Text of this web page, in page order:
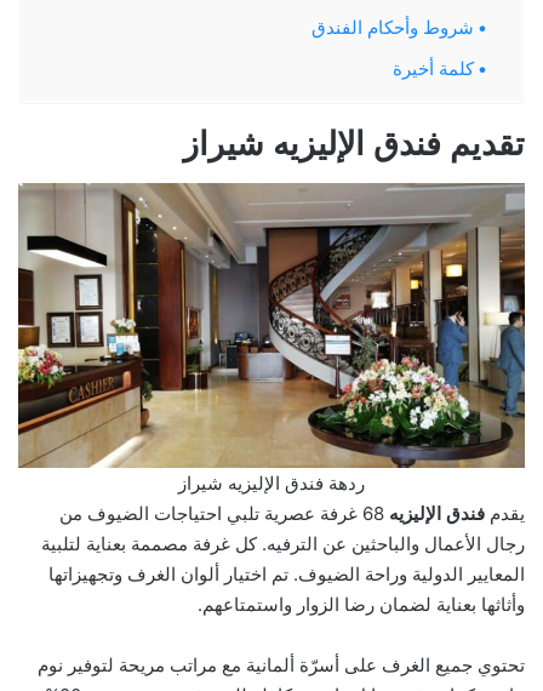
شروط وأحكام الفندق
كلمة أخيرة
تقديم فندق الإليزيه شيراز
ردهة فندق الإليزيه شيراز
يقدم فندق الإليزيه
68 غرفة عصرية تلبي احتياجات الضيوف من
رجال الأعمال والباحثين عن الترفيه. كل غرفة مصممة بعناية لتلبية
المعايير الدولية وراحة الضيوف. تم اختيار ألوان الغرف وتجهيزاتها
وأثاثها بعناية لضمان رضا الزوار واستمتاعهم.
تحتوي جميع الغرف على أسرّة ألمانية مع مراتب مريحة لتوفير نوم